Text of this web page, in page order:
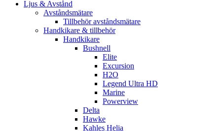
Ljus & Avstånd
Avståndsmätare
Tillbehör avståndsmätare
Handkikare & tillbehör
Handkikare
Bushnell
Elite
Excursion
H2O
Legend Ultra HD
Marine
Powerview
Delta
Hawke
Kahles Helia